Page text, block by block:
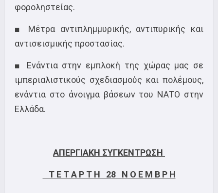
φοροληστείας.
■ Μέτρα αντιπλημμυρικής, αντιπυρικής και
αντισεισμικής προστασίας.
■ Ενάντια στην εμπλοκή της χώρας μας σε
ιμπεριαλιστικούς σχεδιασμούς και πολέμους,
ενάντια στο άνοιγμα βάσεων του ΝΑΤΟ στην
Ελλάδα.
ΑΠΕΡΓΙΑΚΗ ΣΥΓΚΕΝΤΡΩΣΗ
Τ Ε Τ Α Ρ Τ Η 28 Ν Ο Ε Μ Β Ρ Η